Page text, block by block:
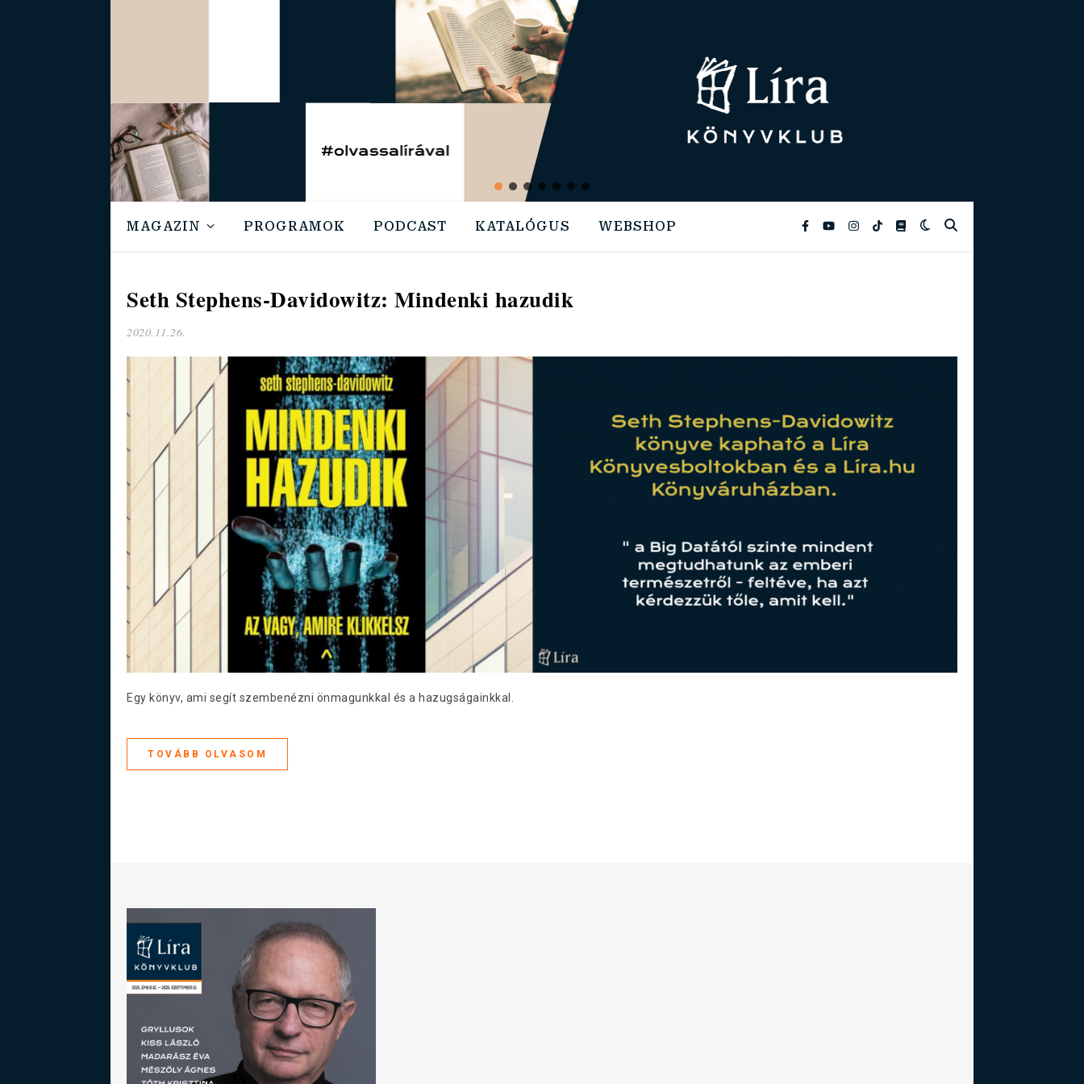
MAGAZIN PROGRAMOK PODCAST KATALÓGUS WEBSHOP
Seth Stephens-Davidowitz: Mindenki hazudik
2020.11.26.
Egy könyv, ami segít szembenézni önmagunkkal és a hazugságainkkal.
TOVÁBB OLVASOM